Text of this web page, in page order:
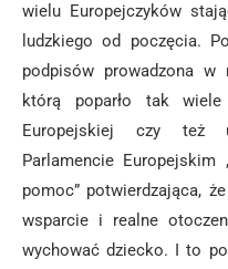
wielu Europejczyków
ludzkiego od poczęcia.
podpisów prowadzona w
którą poparło tak
Europejskiej czy też
Parlamencie Europejskim
pomoc” potwierdzająca,
wsparcie i realne
wychować dziecko. I to